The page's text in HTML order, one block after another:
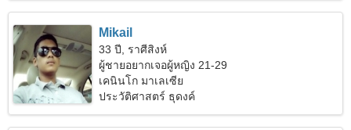
Mikail
33 ปี, ราศีสิงห์
ผู้ชายอยากเจอผู้หญิง 21-29
เคนินโก มาเลเซีย
ประวัติศาสตร์ ธุดงค์